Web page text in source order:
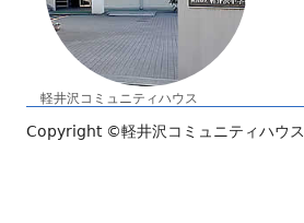
軽井沢コミュニティハウス
Copyright ©軽井沢コミュニティハウス